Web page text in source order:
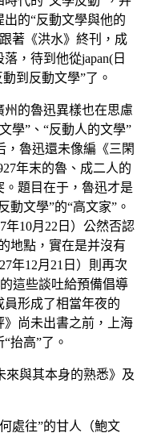
的“反動文學與他的
著《洪水》終刊，成
，待到他從japan(日
到反動文學”了。
州的魯迅異樣也在思慮
學”、“反動人的文學”
，魯迅還未像編《三閑
年末的魯、成二人的
。題目在于，魯迅才是
動文學”的“高文家”。
年10月22日）公然否認
地點，實在是并沒有
年12月21日）則再次
這些談吐給預備倡導
員形成了相當年夜的
》尚未出書之前，上海
抬高”了。
來與其本身的熟悉》及
處往”的甘人（鮑文